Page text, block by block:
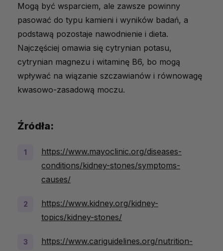
Mogą być wsparciem, ale zawsze powinny
pasować do typu kamieni i wyników badań, a
podstawą pozostaje nawodnienie i dieta.
Najczęściej omawia się cytrynian potasu,
cytrynian magnezu i witaminę B6, bo mogą
wpływać na wiązanie szczawianów i równowagę
kwasowo-zasadową moczu.
Źródła:
https://www.mayoclinic.org/diseases-
conditions/kidney-stones/symptoms-
causes/
https://www.kidney.org/kidney-
topics/kidney-stones/
https://www.cariguidelines.org/nutrition-